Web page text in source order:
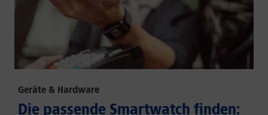
Geräte & Hardware
Die passende Smartwatch finden: